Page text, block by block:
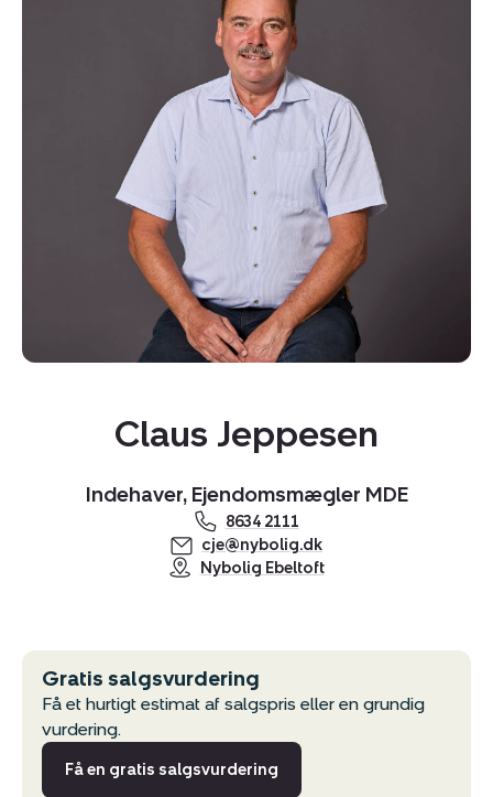
Claus Jeppesen
Indehaver, Ejendomsmægler MDE
8634 2111
cje@nybolig.dk
Nybolig Ebeltoft
Gratis salgsvurdering
Få et hurtigt estimat af salgspris eller en grundig
vurdering.
Få en gratis salgsvurdering
Kopier link
Del via mail